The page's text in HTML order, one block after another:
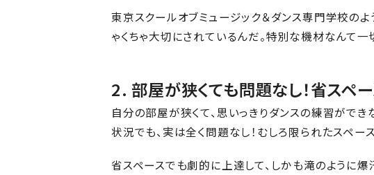
東京スクールオブミュージック＆ダンス専門学校の
ゃくちゃ大切にされているんだ。特別な機材なんて
2. 部屋が狭くても問題なし！省スペ
自分の部屋が狭くて、思いっきりダンスの練習がで
状況でも、実は全く問題なし！むしろ限られたスペ
省スペースでも劇的に上達して、しかも滝のように